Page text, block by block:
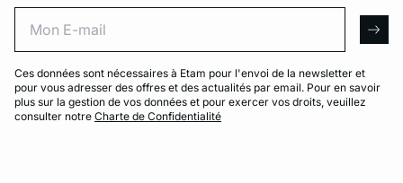
Ces données sont nécessaires à Etam pour l'envoi de la newsletter et
pour vous adresser des offres et des actualités par email. Pour en savoir
plus sur la gestion de vos données et pour exercer vos droits, veuillez
consulter notre Charte de Confidentialité